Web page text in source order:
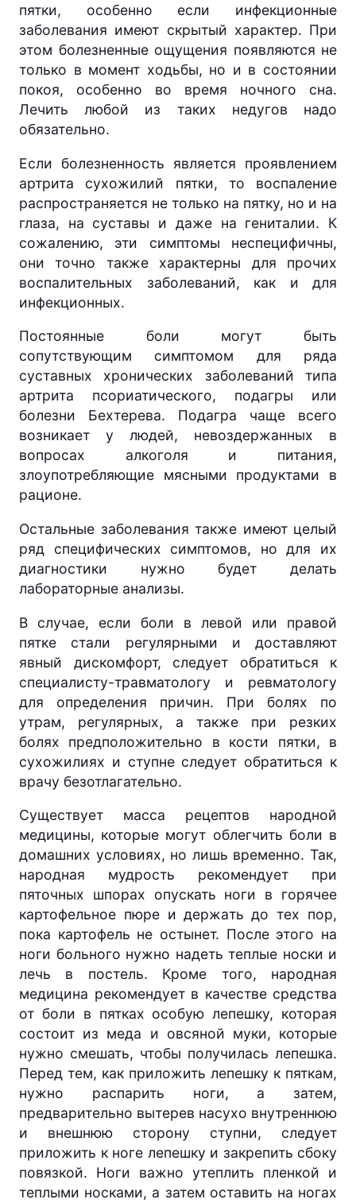
пятки, особенно если инфекционные
заболевания имеют скрытый характер. При
этом болезненные ощущения появляются не
только в момент ходьбы, но и в состоянии
покоя, особенно во время ночного сна.
Лечить любой из таких недугов надо
обязательно.
Если болезненность является проявлением
артрита сухожилий пятки, то воспаление
распространяется не только на пятку, но и на
глаза, на суставы и даже на гениталии. К
сожалению, эти симптомы неспецифичны,
они точно также характерны для прочих
воспалительных заболеваний, как и для
инфекционных.
Постоянные боли могут быть
сопутствующим симптомом для ряда
суставных хронических заболеваний типа
артрита псориатического, подагры или
болезни Бехтерева. Подагра чаще всего
возникает у людей, невоздержанных в
вопросах алкоголя и питания,
злоупотребляющие мясными продуктами в
рационе.
Остальные заболевания также имеют целый
ряд специфических симптомов, но для их
диагностики нужно будет делать
лабораторные анализы.
В случае, если боли в левой или правой
пятке стали регулярными и доставляют
явный дискомфорт, следует обратиться к
специалисту-травматологу и ревматологу
для определения причин. При болях по
утрам, регулярных, а также при резких
болях предположительно в кости пятки, в
сухожилиях и ступне следует обратиться к
врачу безотлагательно.
Существует масса рецептов народной
медицины, которые могут облегчить боли в
домашних условиях, но лишь временно. Так,
народная мудрость рекомендует при
пяточных шпорах опускать ноги в горячее
картофельное пюре и держать до тех пор,
пока картофель не остынет. После этого на
ноги больного нужно надеть теплые носки и
лечь в постель. Кроме того, народная
медицина рекомендует в качестве средства
от боли в пятках особую лепешку, которая
состоит из меда и овсяной муки, которые
нужно смешать, чтобы получилась лепешка.
Перед тем, как приложить лепешку к пяткам,
нужно распарить ноги, а затем,
предварительно вытерев насухо внутреннюю
и внешнюю сторону ступни, следует
приложить к ноге лепешку и закрепить сбоку
повязкой. Ноги важно утеплить пленкой и
теплыми носками, а затем оставить на ногах